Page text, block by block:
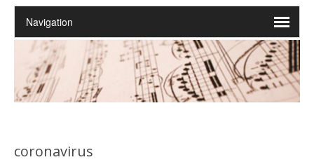
coronavirus